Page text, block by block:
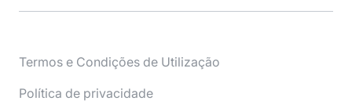
Termos e Condições de Utilização
Política de privacidade